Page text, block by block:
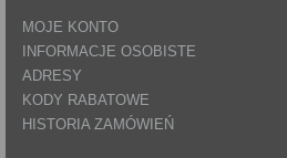
MOJE KONTO
INFORMACJE OSOBISTE
ADRESY
KODY RABATOWE
HISTORIA ZAMÓWIEŃ